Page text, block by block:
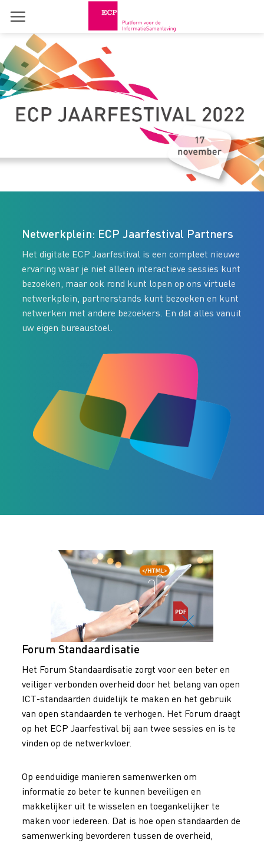
content
Netwerkplein: ECP Jaarfestival Partners
Het digitale ECP Jaarfestival is een compleet nieuwe
ervaring waar je niet alleen interactieve sessies kunt
bezoeken, maar ook rond kunt lopen op ons virtuele
netwerkplein, partnerstands kunt bezoeken en kunt
netwerken met andere bezoekers. En dat alles vanuit
uw eigen bureaustoel.
Forum Standaardisatie
Het Forum Standaardisatie zorgt voor een beter en
veiliger verbonden overheid door het belang van open
ICT-standaarden duidelijk te maken en het gebruik
van open standaarden te verhogen. Het Forum draagt
op het ECP Jaarfestival bij aan twee sessies en is te
vinden op de netwerkvloer.
Op eenduidige manieren samenwerken om
informatie zo beter te kunnen beveiligen en
makkelijker uit te wisselen en toegankelijker te
maken voor iedereen. Dat is hoe open standaarden de
samenwerking bevorderen tussen de overheid,